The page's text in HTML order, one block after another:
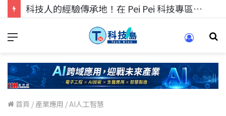
科技人的經驗傳承地！在 Pei Pei 科技專區，與學弟妹交流最硬核的技術
首頁 / 產業應用 /AI人工智慧